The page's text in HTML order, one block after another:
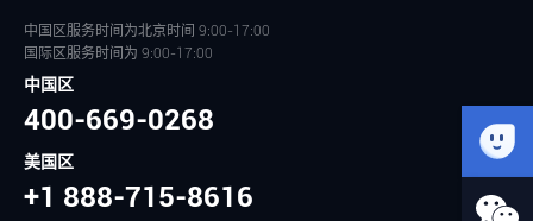
中国区服务时间为北京时间 9:00-17:00
国际区服务时间为 9:00-17:00
中国区
400-669-0268
美国区
+1 888-715-8616